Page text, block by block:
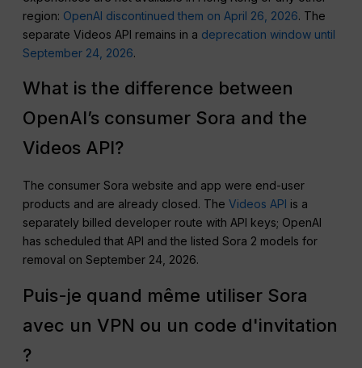
region: OpenAI discontinued them on April 26, 2026. The
separate Videos API remains in a deprecation window until
September 24, 2026.
What is the difference between
OpenAI’s consumer Sora and the
Videos API?
The consumer Sora website and app were end-user
products and are already closed. TheVideos API is a
separately billed developer route with API keys; OpenAI
has scheduled that API and the listed Sora 2 models for
removal on September 24, 2026.
Puis-je quand même utiliser Sora
avec un VPN ou un code d'invitation
?